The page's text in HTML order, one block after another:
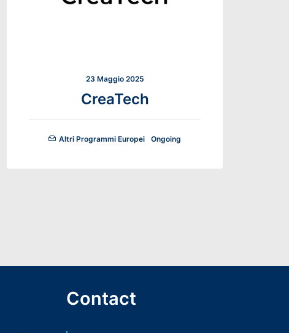
23 Maggio 2025
CreaTech
Altri Programmi Europei Ongoing
Contact